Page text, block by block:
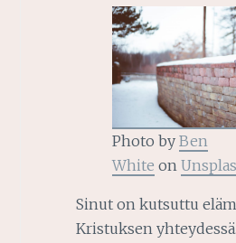
Photo by Ben
White on
Sinut on kutsuttu
Kristuksen